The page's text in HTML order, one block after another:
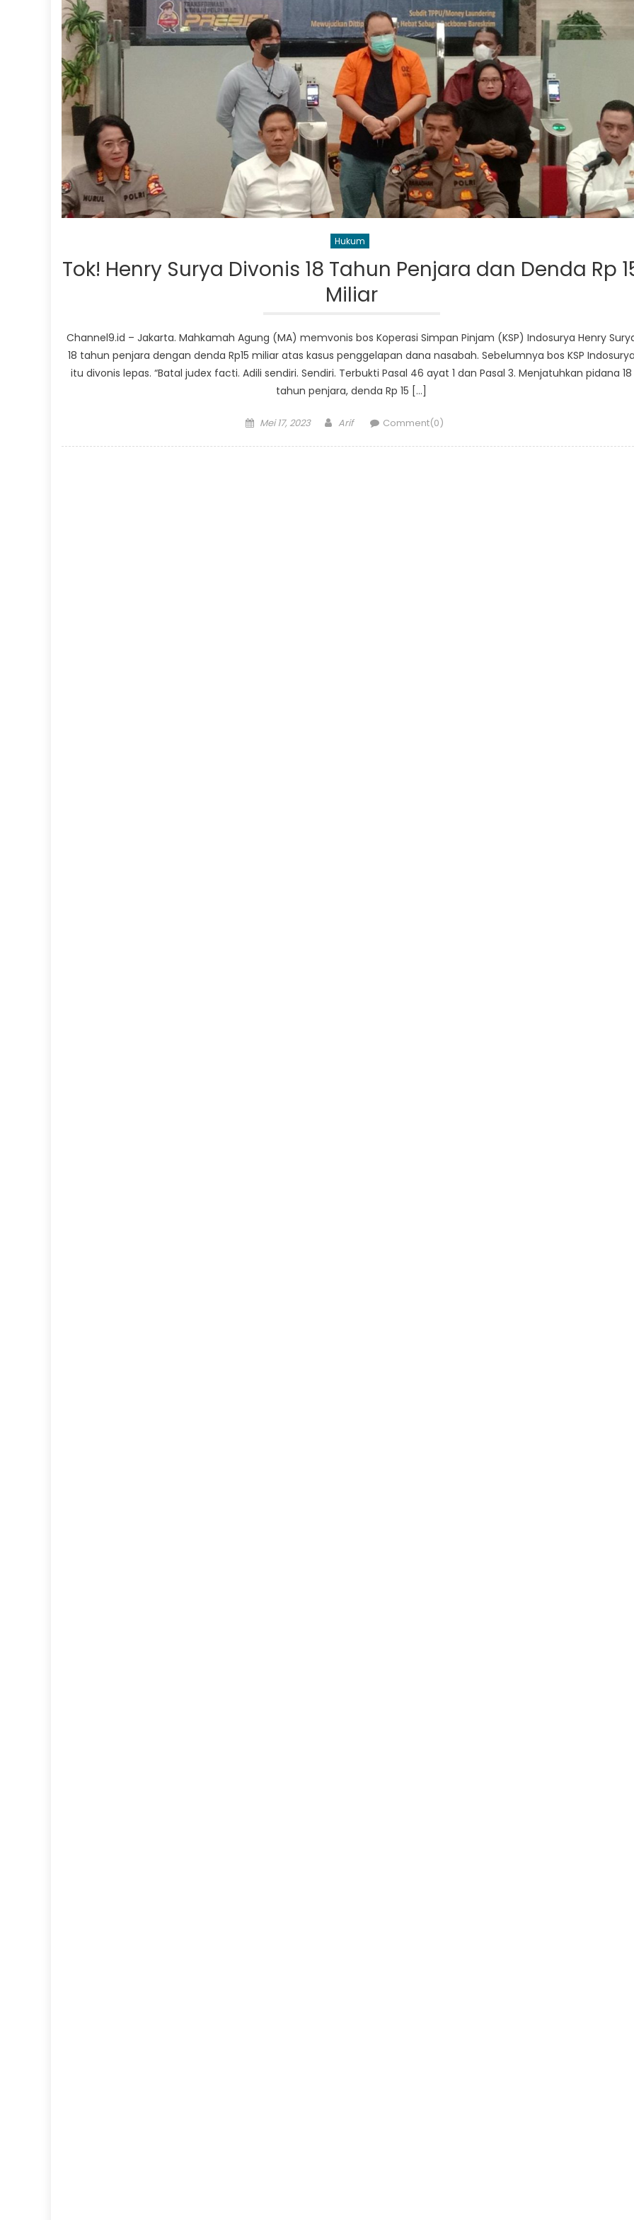
Hukum
Tok! Henry Surya Divonis 18 Tahun Penjara dan Denda Rp
Miliar
Channel9.id – Jakarta. Mahkamah Agung (MA) memvonis bos Koperasi Simpan Pinjam (KSP) Indosurya Henry
18 tahun penjara dengan denda Rp15 miliar atas kasus penggelapan dana nasabah. Sebelumnya bos KSP
itu divonis lepas. “Batal judex facti. Adili sendiri. Sendiri. Terbukti Pasal 46 ayat 1 dan Pasal 3. Menjatuhkan pidana 18
tahun penjara, denda Rp 15 […]
Posted
Mei 17, 2023 Author
Arif Comment(0)